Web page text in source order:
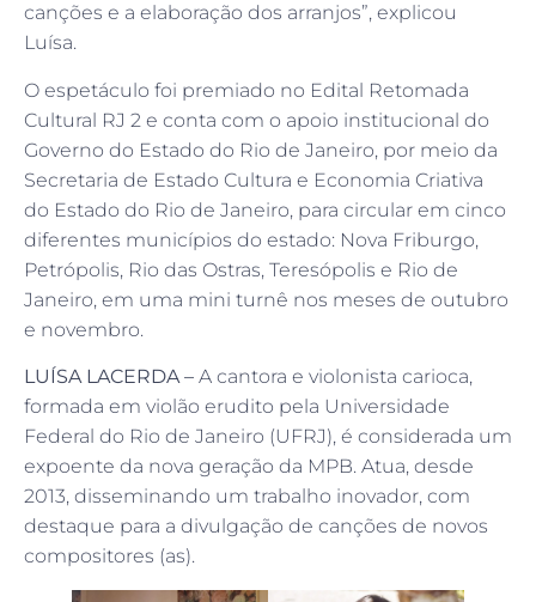
canções e a elaboração dos arranjos”, explicou
Luísa.
O espetáculo foi premiado no Edital Retomada
Cultural RJ 2 e conta com o apoio institucional do
Governo do Estado do Rio de Janeiro, por meio da
Secretaria de Estado Cultura e Economia Criativa
do Estado do Rio de Janeiro, para circular em cinco
diferentes municípios do estado: Nova Friburgo,
Petrópolis, Rio das Ostras, Teresópolis e Rio de
Janeiro, em uma mini turnê nos meses de outubro
e novembro.
LUÍSA LACERDA – A cantora e violonista carioca,
formada em violão erudito pela Universidade
Federal do Rio de Janeiro (UFRJ), é considerada um
expoente da nova geração da MPB. Atua, desde
2013, disseminando um trabalho inovador, com
destaque para a divulgação de canções de novos
compositores (as).